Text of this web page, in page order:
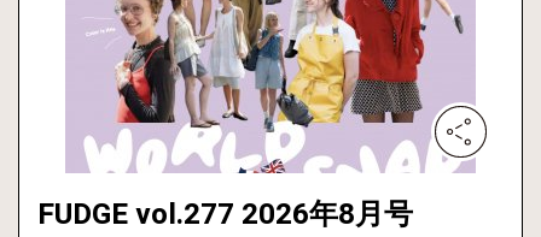
FUDGE vol.277 2026年8月号